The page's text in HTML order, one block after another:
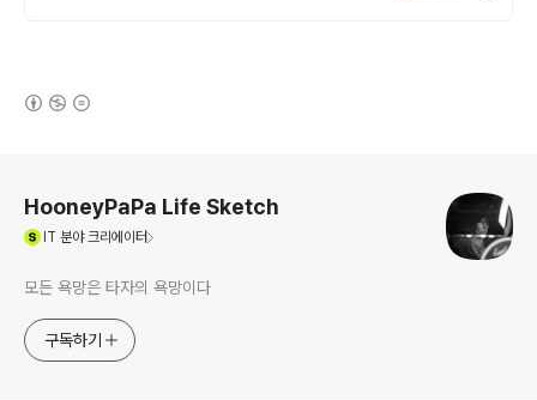
HooneyPaPa Life Sketch
IT 분야 크리에이터
모든 욕망은 타자의 욕망이다
구독하기